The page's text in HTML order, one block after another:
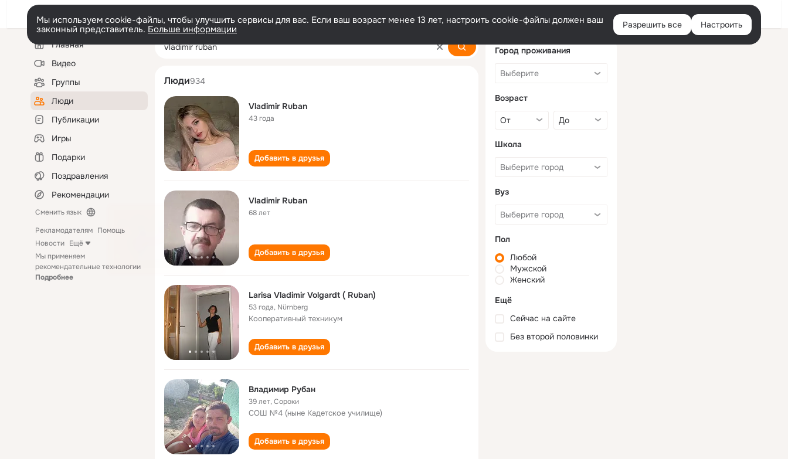
Войти
Мы используем cookie-файлы, чтобы улучшить сервисы для вас. Если ваш возраст менее 13 лет, настроить cookie-файлы должен ваш
законный представитель. Больше информации Разрешить все Настроить
Левая
колонкаГлавная
Видео
Группы
Люди
Публикации
Игры
Подарки
Поздравления
Рекомендации
Сменить язык
Рекламодателям Помощь
Новости Ещё
Мы применяем
рекомендательные технологии
Подробнее
vladimir ruban
Люди934
Vladimir Ruban
43 года
Добавить в друзья
Vladimir Ruban
68 лет
Добавить в друзья
Larisa Vladimir Volgardt ( Ruban)
53 года, Nürnberg
Кооперативный техникум
Добавить в друзья
Владимир Рубан
39 лет,Сороки
СОШ №4 (ныне Кадетское училище)
Добавить в друзья
Город проживания
Возраст
Школа
Вуз
Пол
Любой
Мужской
Женский
Ещё
Сейчас на сайте
Без второй половинки